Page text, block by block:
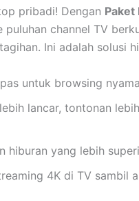
pribadi! Dengan Paket
channel TV
Ini adalah solusi
untuk browsing
lancar, tontonan
hiburan yang lebih
4K di TV sambil